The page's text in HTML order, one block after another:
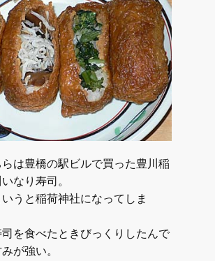
は豊橋の駅ビルで買った豊川稲
なり寿司。
いうと稲荷神社になってしま
を食べたときびっくりしたんで
が強い。